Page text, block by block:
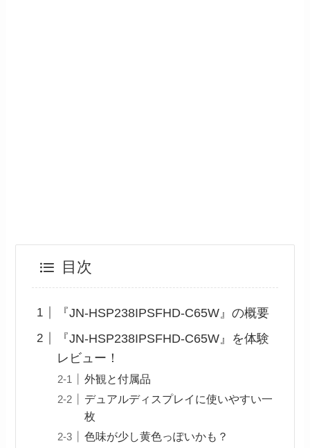
目次
『JN-HSP238IPSFHD-C65W』の概要
『JN-HSP238IPSFHD-C65W』を体験
レビュー！
外観と付属品
デュアルディスプレイに使いやすい一
枚
色味が少し黄色っぽいかも？